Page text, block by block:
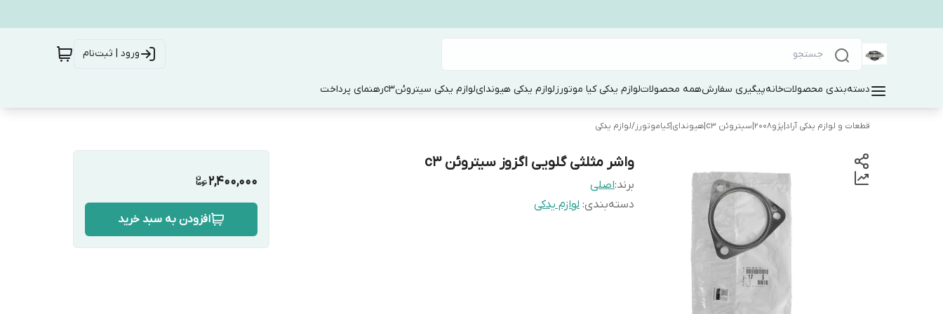
ورود | ثبت‌نام
دسته‌بندی محصولاتخانهپیگیری سفارشهمه محصولاتلوازم یدکی کیا موتورزلوازم یدکی هیوندایلوازم یدکی سیتروئنc3 رهنمای پرداخت
قطعات و لوازم یدکی آراد|پژو۲۰۰۸|سیتروئن c3|هیوندای|کیاموتورز /لوازم یدکی
واشر مثلثی گلویی اگزوز سیتروئن c3
برند:اصلی
دسته‌بندی: لوازم یدکی
2,400,000
افزودن به سبد خرید